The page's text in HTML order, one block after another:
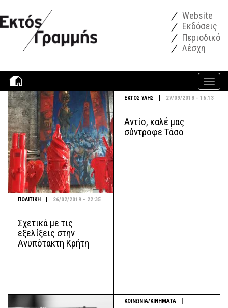
Website
Εκδόσεις
Περιοδικό
Λέσχη
Toggle
ΠΟΛΙΤΙΚΗ | 26/02/2019 - 22:35
Σχετικά με τις
εξελίξεις στην
Ανυπότακτη Κρήτη
ΕΚΤΟΣ ΥΛΗΣ 27/09/2018 - 16:13
Αντίο, καλέ μας
σύντροφε Τάσο
ΚΟΙΝΩΝΙΑ/ΚΙΝΗΜΑΤΑ